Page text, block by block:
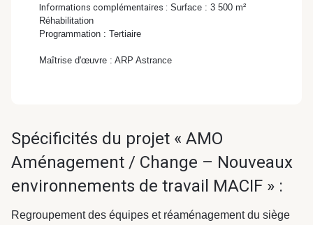
Gondwana –
Biodiversité & Génie
écologique
Quartier
Pharmaceutique
Informations complémentaires : Surface : 3 500 m²
Réhabilitation
Programmation : Tertiaire
Maîtrise d'œuvre : ARP Astrance
Spécificités du projet « AMO
Aménagement / Change – Nouveaux
environnements de travail MACIF » :
Regroupement des équipes et réaménagement du siège